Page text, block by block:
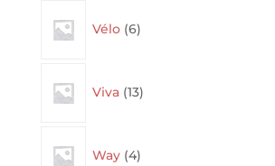
Vélo 6products
Viva 13products
Way 4products